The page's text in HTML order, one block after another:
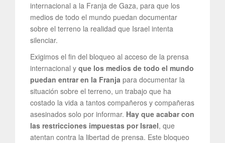
internacional a la Franja de Gaza, para que los
medios de todo el mundo puedan documentar
sobre el terreno la realidad que Israel intenta
silenciar.
Exigimos el fin del bloqueo al acceso de la prensa
internacional y que los medios de todo el mundo
puedan entrar en la Franja para documentar la
situación sobre el terreno, un trabajo que ha
costado la vida a tantos compañeros y compañeras
asesinados solo por informar. Hay que acabar con
las restricciones impuestas por Israel, que
atentan contra la libertad de prensa. Este bloqueo